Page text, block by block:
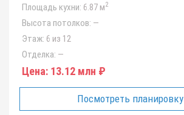
Площадь кухни: 6.87 м2
Высота потолков: —
Этаж: 6 из 12
Отделка: —
Цена: 13.12 млн ₽
Посмотреть планировку